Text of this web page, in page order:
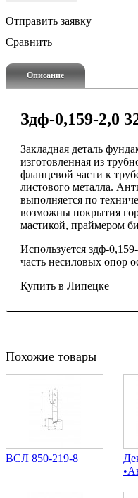
Отправить заявку
Сравнить
Описание
Здф-0,159-2,0
Закладная деталь
изготовленная из
фланцевой части к
листового металла.
выполняется по
возможны покрытия
мастикой, праймером
Используется здф-
часть несиловых опор
Купить в Липецке
Похожие товары
ВСЛ 850-219-8